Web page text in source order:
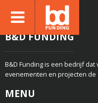
B&D FUNDING
B&D Funding is een bedrijf
evenementen en projecten
MENU